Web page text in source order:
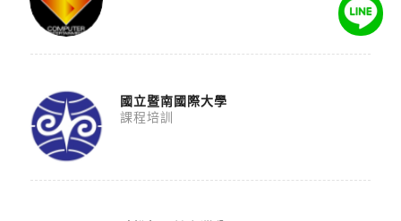
國立暨南國際大學
課程培訓